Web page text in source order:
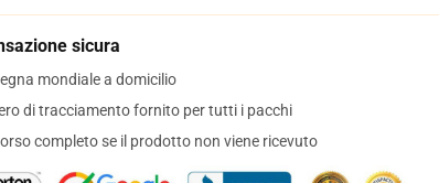
sicura
mondiale a domicilio
di tracciamento fornito per tutti i pacchi
completo se il prodotto non viene ricevuto